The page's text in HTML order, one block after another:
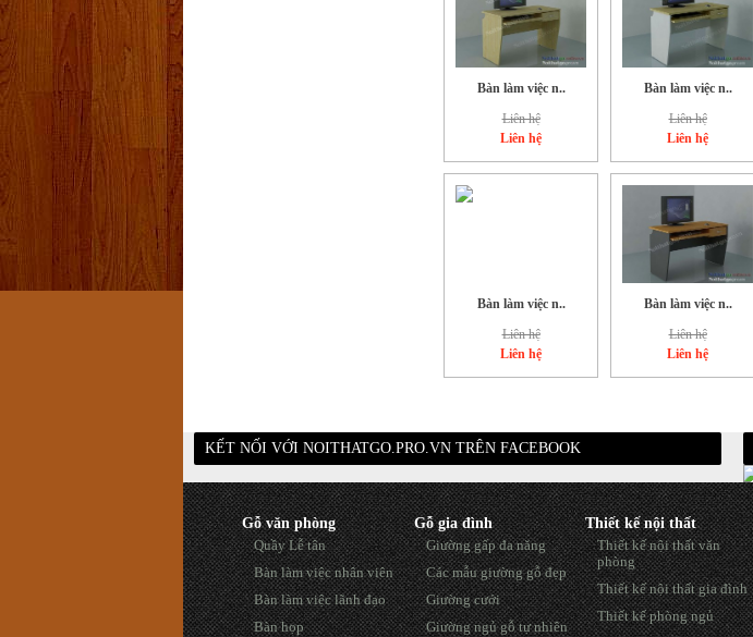
Bàn làm việc n..
Liên hệ
Liên hệ
Bàn làm việc n..
Liên hệ
Liên hệ
Bàn làm việc n..
Liên hệ
Liên hệ
Bàn làm việc n..
Liên hệ
Liên hệ
KẾT NỐI VỚI NOITHATGO.PRO.VN TRÊN FACEBOOK
Gỗ văn phòng
Quầy Lễ tân
Bàn làm việc nhân viên
Bàn làm việc lãnh đạo
Bàn họp
Gỗ gia đình
Giường gấp đa năng
Các mẫu giường gỗ đẹp
Giường cưới
Giường ngủ gỗ tự nhiên
Thiết kế nội thất
Thiết kế nội thất văn
phòng
Thiết kế nội thất gia đình
Thiết kế phòng ngủ